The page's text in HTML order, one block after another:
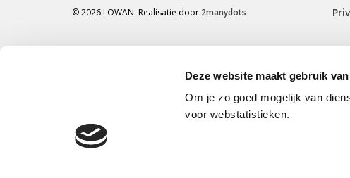
Deze website maakt gebruik
Om je zo goed mogelijk van
voor webstatistieken.
© 2026 LOWAN. Realisatie door 2manydots